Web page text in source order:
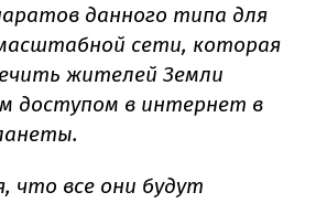
данного типа для
сети, которая
жителей Земли
доступом в интернет в
что все они будут